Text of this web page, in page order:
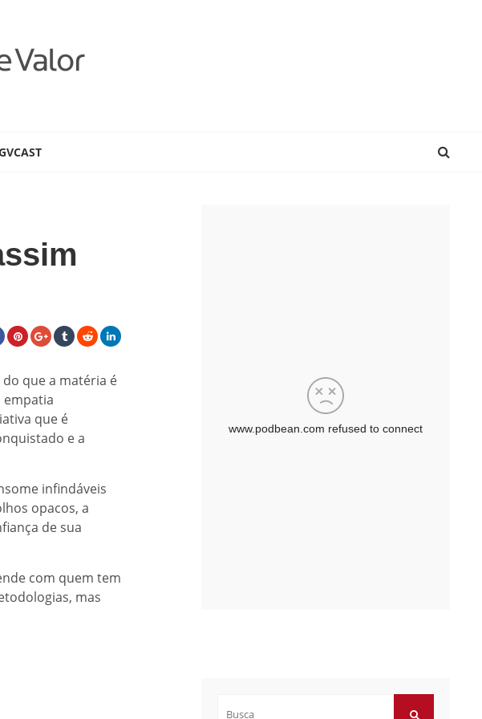
que a matéria é
empatia
que é
e a
infindáveis
opacos, a
de sua
com quem tem
mas